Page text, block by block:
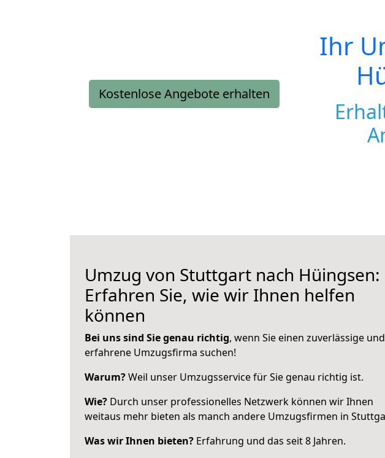
Kostenlose Angebote erhalten
Ihr
Umzug von Stuttgart nach Hüingsen:
Erfahren Sie, wie wir Ihnen helfen
können
Bei uns sind Sie genau richtig, wenn Sie einen zuverlässige und
erfahrene Umzugsfirma suchen!
Warum?Weil unser Umzugsservice für Sie genau richtig ist.
Wie? Durch unser professionelles Netzwerk können wir Ihnen
weitaus mehr bieten als manch andere Umzugsfirmen in
Was wir Ihnen bieten? Erfahrung und das seit 8 Jahren.